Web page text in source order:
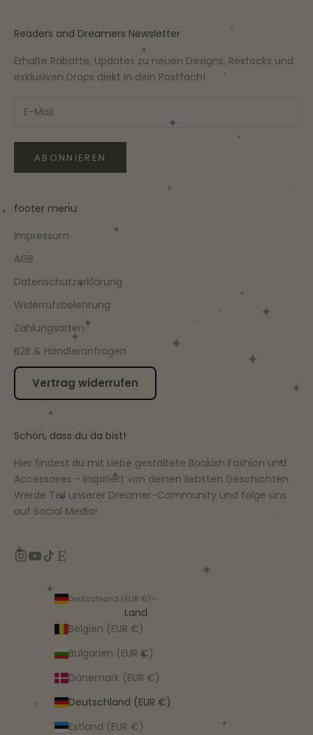
Readers and Dreamers Newsletter
Erhalte Rabatte, Updates zu neuen Designs, Restocks und
exklusiven Drops diekt in dein Postfach!
ABONNIEREN
footer menu
Impressum
AGB
Datenschutzerklärung
Widerrufsbelehrung
Zahlungsarten
B2B & Händleranfragen
Vertrag widerrufen
Schön, dass du da bist!
Hier findest du mit Liebe gestaltete Bookish Fashion und
Accessoires - inspiriert von deinen liebsten Geschichten.
Werde Teil unserer Dreamer-Community und folge uns
auf Social Media!
Deutschland (EUR €)
Land
Belgien (EUR €)
Bulgarien (EUR €)
Dänemark (EUR €)
Deutschland (EUR €)
Estland (EUR €)